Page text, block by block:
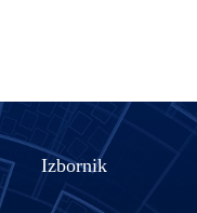
Izbornik